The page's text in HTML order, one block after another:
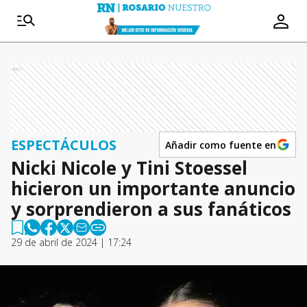
Ads
ESPECTÁCULOS Añadir como fuente en
Nicki Nicole y Tini Stoessel
hicieron un importante anuncio
y sorprendieron a sus fanáticos
29 de abril de 2024 | 17:24